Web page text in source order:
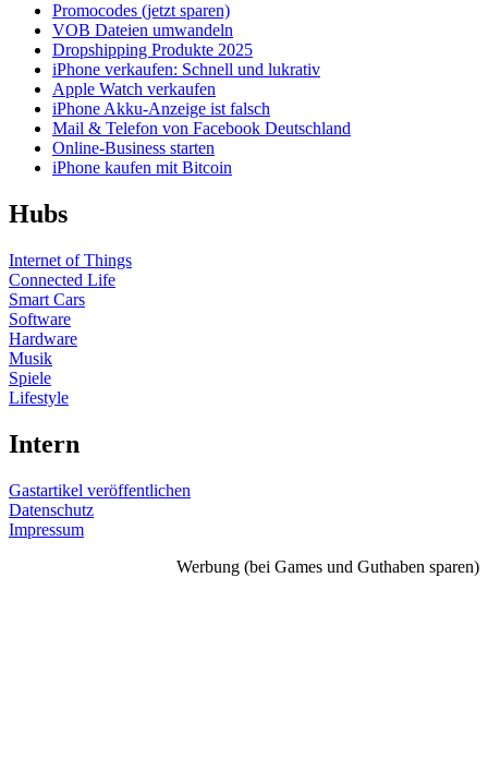
Promocodes (jetzt sparen)
VOB Dateien umwandeln
Dropshipping Produkte 2025
iPhone verkaufen: Schnell und lukrativ
Apple Watch verkaufen
iPhone Akku-Anzeige ist falsch
Mail & Telefon von Facebook Deutschland
Online-Business starten
iPhone kaufen mit Bitcoin
Hubs
Internet of Things
Connected Life
Smart Cars
Software
Hardware
Musik
Spiele
Lifestyle
Intern
Gastartikel veröffentlichen
Datenschutz
Impressum
Werbung (bei Games und Guthaben sparen)